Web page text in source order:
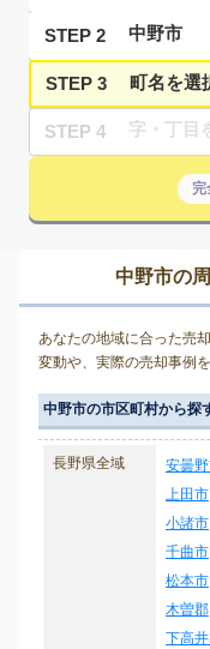
STEP 2
STEP 3
STEP 4
完
中野市の
あなたの地域に合った売
変動や、実際の売却事例
中野市の市区町村から探
長野県全域 安曇
上田市
小諸市
千曲市
松本市
木曽郡
下高